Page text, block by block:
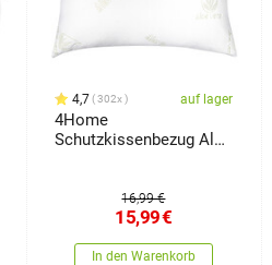
4,7 302x auf lager
4Home
Schutzkissenbezug Aloe
16,99 €
15,99€
In den Warenkorb